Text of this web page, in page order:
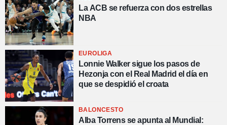
La ACB se refuerza con dos estrellas
NBA
EUROLIGA
Lonnie Walker sigue los pasos de
Hezonja con el Real Madrid el día en
que se despidió el croata
BALONCESTO
Alba Torrens se apunta al Mundial: